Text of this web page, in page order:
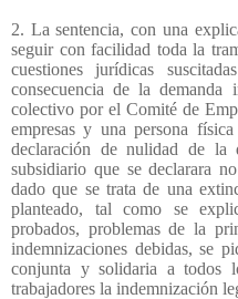
2. La sentencia, con una
seguir con facilidad toda la
cuestiones jurídicas
consecuencia de la demanda
colectivo por el Comité de
empresas y una persona
declaración de nulidad de la
subsidiario que se declarara
dado que se trata de una
planteado, tal como se
probados, problemas de la
indemnizaciones debidas, se
conjunta y solidaria a todos
trabajadores la indemnización